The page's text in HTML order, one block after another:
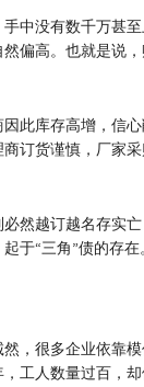
中没有数千万甚
偏高。也就是说
此库存高增，信
订货谨慎，厂家
然越订越名存实
于“三角”债的存在。
，很多企业依靠
工人数量过百，